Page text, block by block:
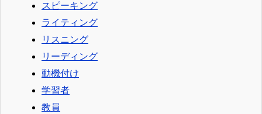
スピーキング
ライティング
リスニング
リーディング
動機付け
学習者
教員